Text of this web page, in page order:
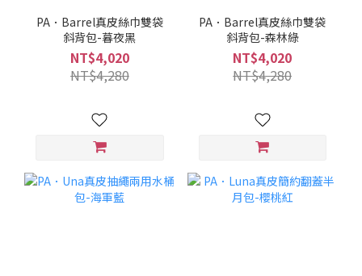
PA．Barrel真皮絲巾雙袋
斜背包-暮夜黑
NT$4,020
NT$4,280
PA．Barrel真皮絲巾雙袋
斜背包-森林綠
NT$4,020
NT$4,280